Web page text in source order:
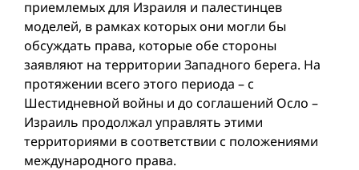
приемлемых для Израиля и палестинцев
моделей, в рамках которых они могли бы
обсуждать права, которые обе стороны
заявляют на территории Западного берега. На
протяжении всего этого периода – с
Шестидневной вой­ны и до соглашений Осло –
Израиль продолжал управлять этими
территориями в соответствии с положениями
международного права.